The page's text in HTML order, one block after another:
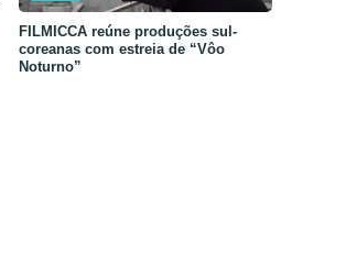
FILMICCA reúne produções sul-
coreanas com estreia de “Vôo
Noturno”